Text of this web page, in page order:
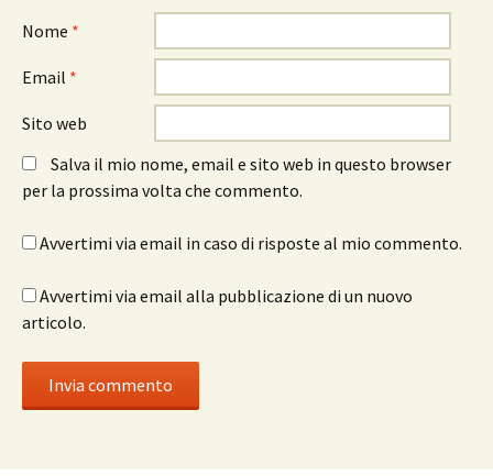
Nome *
Email *
Sito web
Salva il mio nome, email e sito web in questo browser
per la prossima volta che commento.
Avvertimi via email in caso di risposte al mio commento.
Avvertimi via email alla pubblicazione di un nuovo
articolo.